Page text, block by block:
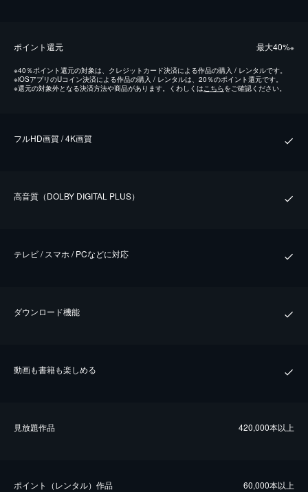
ポイント還元 最⼤40%※
※40％ポイント還元の対象は、クレジットカード決済による作品の購入 / レンタルです。
※iOSアプリのUコイン決済による作品の購入 / レンタルは、20％のポイント還元です。
※還元の対象外となる決済方法や商品があります。くわしくは こちらをご確認ください。
フルHD画質 / 4K画質
⾼⾳質（DOLBY DIGITAL PLUS）
テレビ / スマホ / PCなどに対応
ダウンロード機能
動画も書籍も楽しめる
⾒放題作品 420,000本以上
ポイント（レンタル）作品 60,000本以上